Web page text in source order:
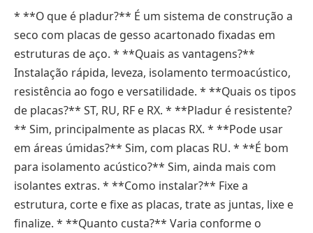
* **O que é pladur?** É um sistema de construção a
seco com placas de gesso acartonado fixadas em
estruturas de aço. * **Quais as vantagens?**
Instalação rápida, leveza, isolamento termoacústico,
resistência ao fogo e versatilidade. * **Quais os tipos
de placas?** ST, RU, RF e RX. * **Pladur é resistente?
** Sim, principalmente as placas RX. * **Pode usar
em áreas úmidas?** Sim, com placas RU. * **É bom
para isolamento acústico?** Sim, ainda mais com
isolantes extras. * **Como instalar?** Fixe a
estrutura, corte e fixe as placas, trate as juntas, lixe e
finalize. * **Quanto custa?** Varia conforme o